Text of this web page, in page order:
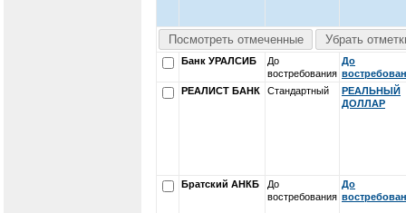
Посмотреть отмеченные Убрать
Банк УРАЛСИБ
До
востребования
До
РЕАЛИСТ БАНК
Стандартный
РЕАЛЬНЫЙ
ДОЛЛАР
Братский АНКБ
До
востребования
До